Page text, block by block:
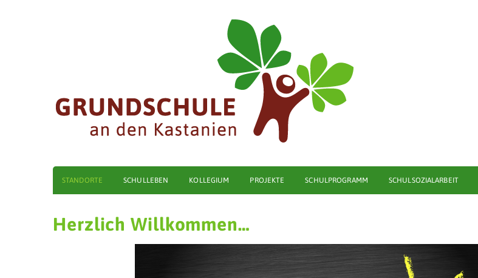
STANDORTE SCHULLEBEN KOLLEGIUM PROJEKTE SCHULPROGRAMM SCHULSOZIALARBEIT
Herzlich Willkommen…